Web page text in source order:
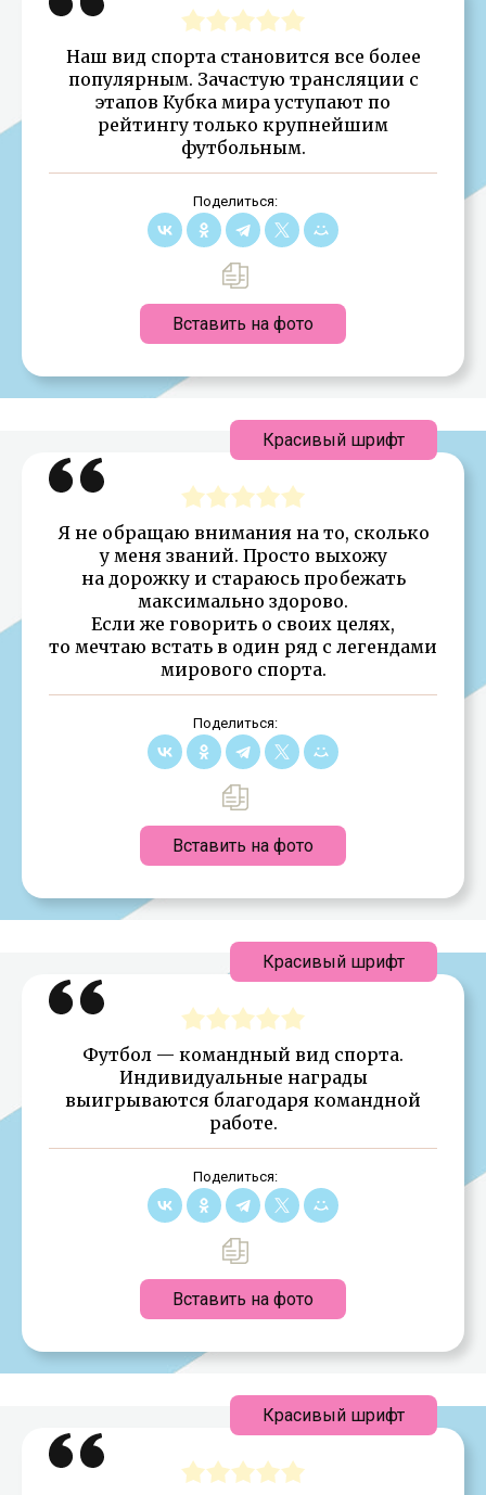
Наш вид спорта становится все более
популярным. Зачастую трансляции с
этапов Кубка мира уступают по
рейтингу только крупнейшим
футбольным.
Поделиться:
Вставить на фото
Я не обращаю внимания на то, сколько
у меня званий. Просто выхожу
на дорожку и стараюсь пробежать
максимально здорово.
Если же говорить о своих целях,
то мечтаю встать в один ряд с легендами
мирового спорта.
Поделиться:
Вставить на фото
Красивый шрифт
Футбол — командный вид спорта.
Индивидуальные награды
выигрываются благодаря командной
работе.
Поделиться:
Вставить на фото
Красивый шрифт
Красивый шрифт